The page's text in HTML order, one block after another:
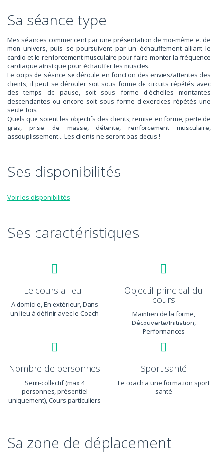
Sa séance type
Mes séances commencent par une présentation de moi-même et de
mon univers, puis se poursuivent par un échauffement alliant le
cardio et le renforcement musculaire pour faire monter la fréquence
cardiaque ainsi que pour échauffer les muscles.
Le corps de séance se déroule en fonction des envies/attentes des
clients, il peut se dérouler soit sous forme de circuits répétés avec
des temps de pause, soit sous forme d'échelles montantes
descendantes ou encore soit sous forme d'exercices répétés une
seule fois.
Quels que soient les objectifs des clients; remise en forme, perte de
gras, prise de masse, détente, renforcement musculaire,
assouplissement... Les clients ne seront pas déçus !
Ses disponibilités
Voir les disponibilités
Ses caractéristiques
Le cours a lieu :
A domicile, En extérieur, Dans
un lieu à définir avec le Coach
Objectif principal du
cours
Maintien de la forme,
Découverte/Initiation,
Performances
Nombre de personnes
Semi-collectif (max 4
personnes, présentiel
uniquement), Cours particuliers
Sport santé
Le coach a une formation sport
santé
Sa zone de déplacement